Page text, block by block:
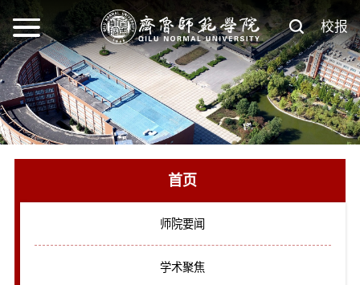
校报
首页
师院要闻
学术聚焦